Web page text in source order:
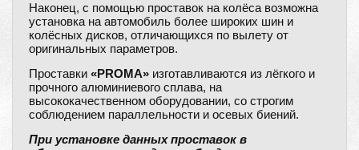
Наконец, с помощью проставок на колёса возможна
установка на автомобиль более широких шин и
колёсных дисков, отличающихся по вылету от
оригинальных параметров.
Проставки «PROMA» изготавливаются из лёгкого и
прочного алюминиевого сплава, на
высококачественном оборудовании, со строгим
соблюдением параллельности и осевых биений.
При установке данных проставок в